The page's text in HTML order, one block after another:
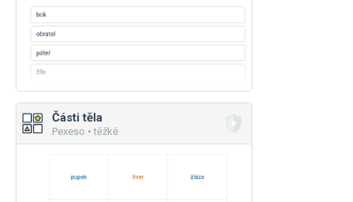
Části těla
Pexeso • těžké